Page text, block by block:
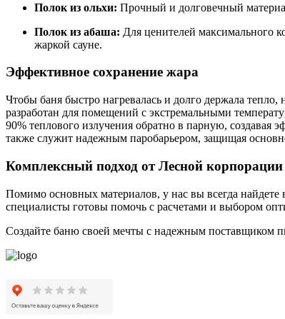
Полок из ольхи: Прочный и долговечный
Полок из абаша: Для ценителей максимального
жаркой сауне.
Эффективное сохранение жара
Чтобы баня быстро нагревалась и долго держала
разработан для помещений с экстремальными
90% теплового излучения обратно в парную, создавая
также служит надежным паробарьером, защищая
Комплексный подход от Лесной корпорации
Помимо основных материалов, у нас вы всегда
специалисты готовы помочь с расчетами и выбором
Создайте баню своей мечты с надежным поставщиком